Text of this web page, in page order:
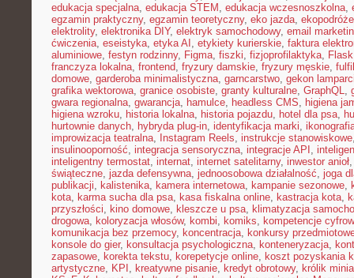
edukacja specjalna, edukacja STEM , edukacja wczesnoszkolna,
egzamin praktyczny, egzamin teoretyczny, eko jazda, ekopodróże
elektrolity, elektronika DIY, elektryk samochodowy, email
ćwiczenia, eseistyka, etyka AI , etykiety kurierskie, faktura
aluminiowe, festyn rodzinny, Figma, fiszki, fizjoprofilaktyka, Flask
franczyza lokalna, frontend, fryzury damskie, fryzury męskie,
domowe, garderoba minimalistyczna, garncarstwo, gekon
grafika wektorowa, granice osobiste, granty kulturalne, GraphQL,
gwara regionalna, gwarancja, hamulce, headless CMS, higiena
higiena wzroku, historia lokalna, historia pojazdu, hotel dla psa,
hurtownie danych, hybryda plug-in, identyfikacja marki,
improwizacja teatralna, Instagram Reels, instrukcje stanowiskowe
insulinooporność, integracja sensoryczna, integracje API ,
inteligentny termostat, internat, internet satelitarny, inwestor anioł
świąteczne, jazda defensywna, jednoosobowa działalność, joga
publikacji, kalistenika, kamera internetowa, kampanie sezonowe,
kota, karma sucha dla psa, kasa fiskalna online, kastracja kota,
przyszłości, kino domowe, kleszcze u psa, klimatyzacja
drogowa, koloryzacja włosów, kombi, komiks, kompetencje
komunikacja bez przemocy, koncentracja, konkursy
konsole do gier, konsultacja psychologiczna, konteneryzacja,
zapasowe, korekta tekstu, korepetycje online, koszt pozyskania
artystyczne, KPI , kreatywne pisanie, kredyt obrotowy, królik